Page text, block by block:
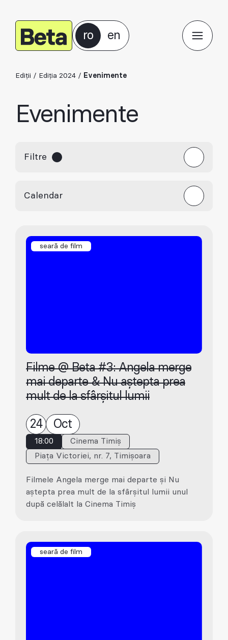
ro en
Ediții / Ediția 2024 / Evenimente
Evenimente
Filtre
Calendar
seară de film
Filme @ Beta #3: Angela merge
mai departe & Nu aștepta prea
mult de la sfârșitul lumii
24 Oct
18:00
Cinema Timiș
Piața Victoriei, nr. 7, Timișoara
Filmele Angela merge mai departe și Nu
aștepta prea mult de la sfârșitul lumii unul
după celălalt la Cinema Timiș
seară de film